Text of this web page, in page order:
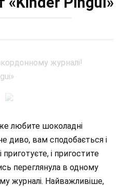
любите шоколадні
диво, вам сподобається і
і пригостите
переглянула в одному
журналі. Найважливіше,